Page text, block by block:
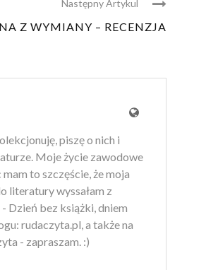
Następny Artykul
Z WYMIANY – RECENZJA
piszę o nich i
Moje życie zawodowe
to szczęście, że moja
literatury wyssałam z
Dzień bez książki, dniem
rudaczyta.pl, a także na
- zapraszam. :)